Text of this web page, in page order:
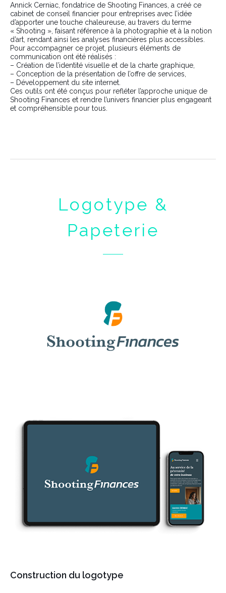
Annick Cerniac, fondatrice de Shooting Finances, a créé ce
cabinet de conseil financier pour entreprises avec l’idée
d’apporter une touche chaleureuse, au travers du terme
« Shooting », faisant référence à la photographie et à la notion
d’art, rendant ainsi les analyses financières plus accessibles.
Pour accompagner ce projet, plusieurs éléments de
communication ont été réalisés :
– Création de l’identité visuelle et de la charte graphique,
– Conception de la présentation de l’offre de services,
– Développement du site internet.
Ces outils ont été conçus pour refléter l’approche unique de
Shooting Finances et rendre l’univers financier plus engageant
et compréhensible pour tous.
Logotype &
Papeterie
Construction du logotype